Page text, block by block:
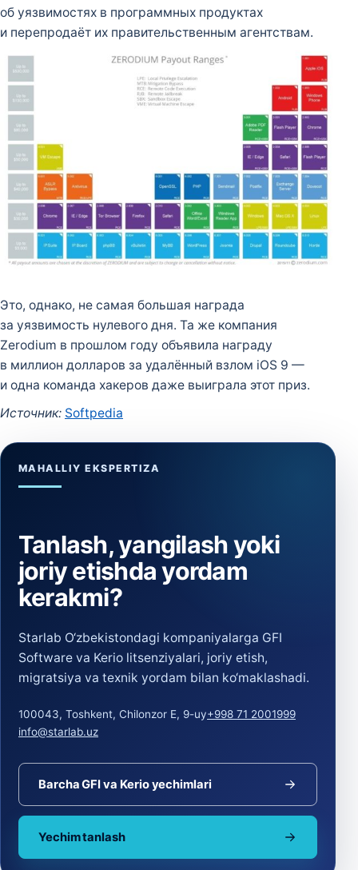
об уязвимостях в программных продуктах
и перепродаёт их правительственным агентствам.
Это, однако, не самая большая награда
за уязвимость нулевого дня. Та же компания
Zerodium в прошлом году объявила награду
в миллион долларов за удалённый взлом iOS 9 —
и одна команда хакеров даже выиграла этот приз.
Источник: Softpedia
MAHALLIY EKSPERTIZA
Tanlash, yangilash yoki
joriy etishda yordam
kerakmi?
Starlab O‘zbekistondagi kompaniyalarga GFI
Software va Kerio litsenziyalari, joriy etish,
migratsiya va texnik yordam bilan ko‘maklashadi.
100043, Toshkent, Chilonzor E, 9-uy+998 71 2001999
info@starlab.uz
Barcha GFI va Kerio yechimlari
Yechim tanlash